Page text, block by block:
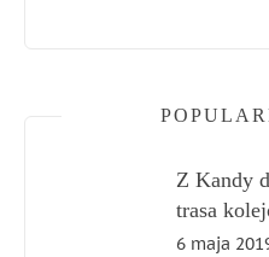
Z Kandy
trasa
6 maja